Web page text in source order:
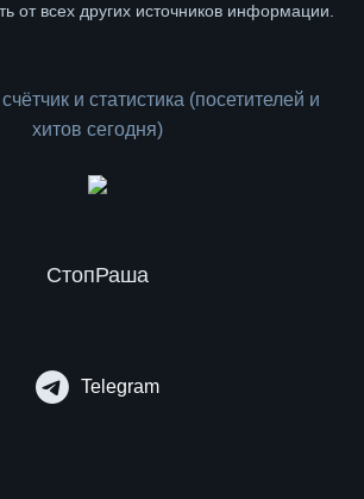
от всех других источников информации.
СтопРаша
Telegram